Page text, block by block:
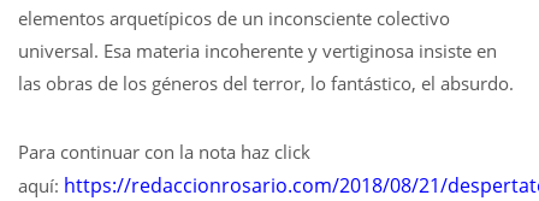
elementos arquetípicos de un inconsciente colectivo
universal. Esa materia incoherente y vertiginosa insiste en
las obras de los géneros del terror, lo fantástico, el absurdo.
Para continuar con la nota haz click
aquí: https://redaccionrosario.com/2018/08/21/